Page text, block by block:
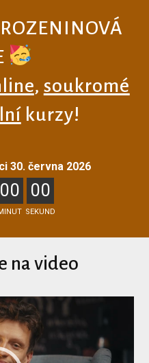
, soukromé
kurzy!
30. června 2026
00 00
SEKUND
na video